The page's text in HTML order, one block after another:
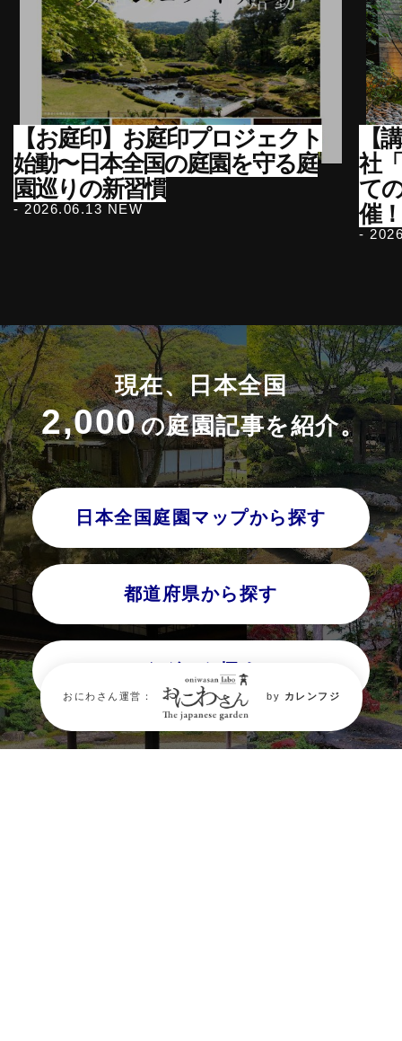
【お庭印】お庭印プロジェクト
始動〜日本全国の庭園を守る庭
園巡りの新習慣
- 2026.06.13 NEW
【
社
て
催！
-
現在、日本全国
2,000の庭園記事を紹介。
日本全国庭園マップから探す
都道府県から探す
タグから探す
おにわさん運営： by カレンフジ